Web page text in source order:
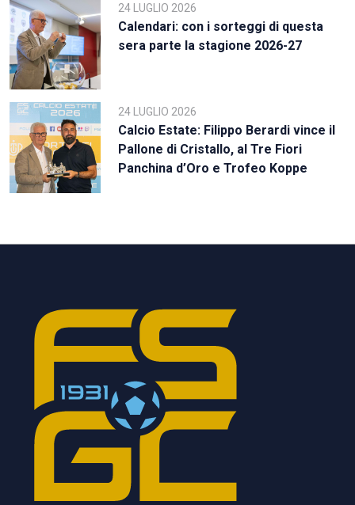
24 LUGLIO 2026
Calendari: con i sorteggi di questa
sera parte la stagione 2026-27
24 LUGLIO 2026
Calcio Estate: Filippo Berardi vince il
Pallone di Cristallo, al Tre Fiori
Panchina d’Oro e Trofeo Koppe